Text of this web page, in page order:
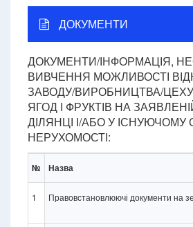
ДОКУМЕНТИ
ДОКУМЕНТИ/ІНФОРМАЦІЯ,
ВИВЧЕННЯ МОЖЛИВОСТІ
ЗАВОДУ/ВИРОБНИЦТВА/
ЯГОД І ФРУКТІВ НА
ДІЛЯНЦІ І/АБО У ІСНУЮЧОМУ
НЕРУХОМОСТІ:
№ Назва
1 Правовстановлюючі документи на